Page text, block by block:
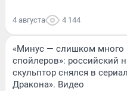
4 августа 4 144
«Минус — слишком много
спойлеров»: российский
скульптор снялся в
Дракона». Видео